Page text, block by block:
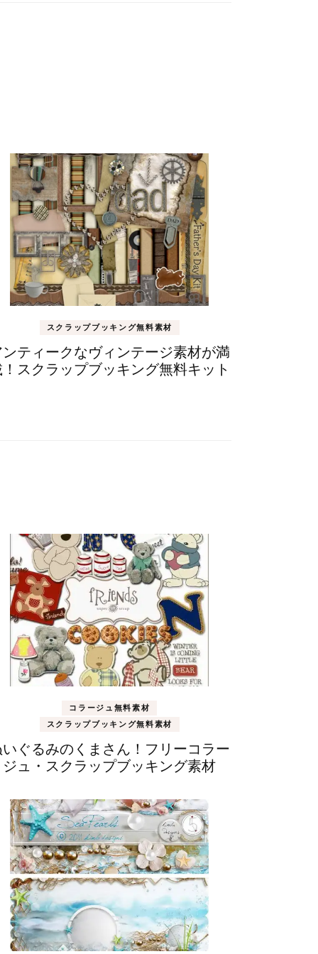
スクラップブッキング無料素材
ティークなヴィンテージ素材が満
スクラップブッキング無料キット
コラージュ無料素材
スクラップブッキング無料素材
ぐるみのくまさん！フリーコラー
ジュ・スクラップブッキング素材